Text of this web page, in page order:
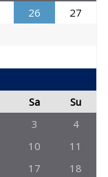
26
27
Sa
Su
3
4
10
11
17
18